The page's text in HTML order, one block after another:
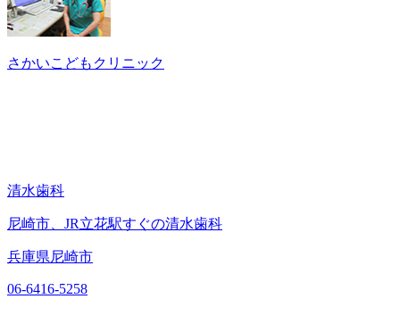
さかいこどもクリニック
清水歯科
尼崎市、JR立花駅すぐの清水歯科
兵庫県尼崎市
06-6416-5258